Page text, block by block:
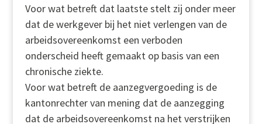
Voor wat betreft dat laatste stelt zij onder meer
dat de werkgever bij het niet verlengen van de
arbeidsovereenkomst een verboden
onderscheid heeft gemaakt op basis van een
chronische ziekte.
Voor wat betreft de aanzegvergoeding is de
kantonrechter van mening dat de aanzegging
dat de arbeidsovereenkomst na het verstrijken